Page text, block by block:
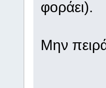
φοράει).
Mην